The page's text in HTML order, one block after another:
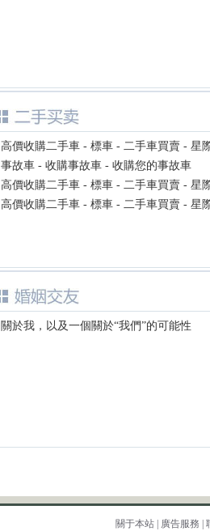
高價收購二手車 - 標車 - 二手車買賣 - 星
事故車 - 收購事故車 - 收購您的事故車
高價收購二手車 - 標車 - 二手車買賣 - 星
高價收購二手車 - 標車 - 二手車買賣 - 星
關於我，以及一個關於“我們”的可能性
關于本站| 廣告服務